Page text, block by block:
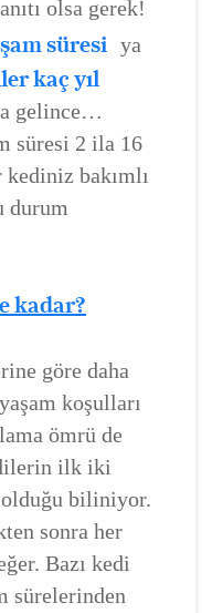
olsa gerek!
süresi ya
kaç yıl
gelince…
süresi 2 ila 16
kediniz bakımlı
durum
kadar?
göre daha
koşulları
ömrü de
ilk iki
olduğu biliniyor.
sonra her
Bazı kedi
sürelerinden